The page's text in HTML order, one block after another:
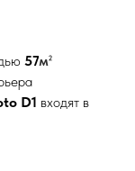
57м²
D1 входят в